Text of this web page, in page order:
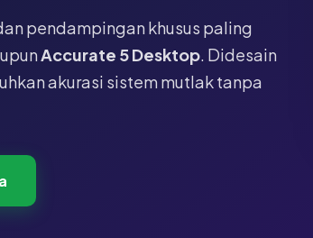
pendampingan khusus paling
Accurate 5 Desktop. Didesain
akurasi sistem mutlak tanpa